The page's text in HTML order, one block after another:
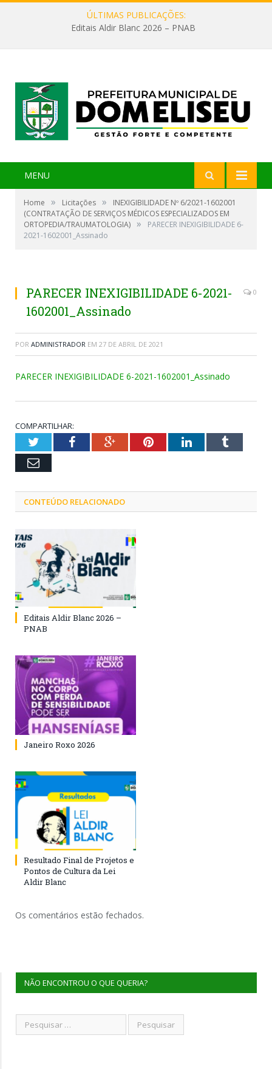
ÚLTIMAS PUBLICAÇÕES:
Editais Aldir Blanc 2026 – PNAB
MENU
Home » Licitações »
INEXIGIBILIDADE Nº 6/2021-1602001
(CONTRATAÇÃO DE SERVIÇOS MÉDICOS ESPECIALIZADOS EM
ORTOPEDIA/TRAUMATOLOGIA) »
PARECER INEXIGIBILIDADE 6-
2021-1602001_Assinado
PARECER INEXIGIBILIDADE 6-2021-
1602001_Assinado
0
POR ADMINISTRADOR EM 27 DE ABRIL DE 2021
PARECER INEXIGIBILIDADE 6-2021-1602001_Assinado
COMPARTILHAR:
TwitterFacebookGoogle+PinterestLinkedInTumblr
Email
CONTEÚDO RELACIONADO
Editais Aldir Blanc 2026 –
PNAB
Janeiro Roxo 2026
Resultado Final de Projetos e
Pontos de Cultura da Lei
Aldir Blanc
Os comentários estão fechados.
NÃO ENCONTROU O QUE QUERIA?